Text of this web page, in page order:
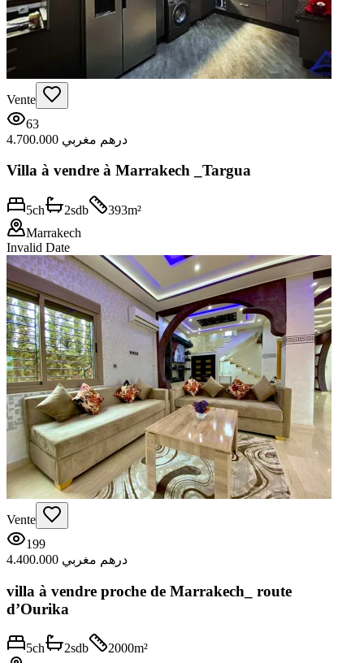
Vente
63
4.700.000 درهم مغربي
Villa à vendre à Marrakech _Targua
5ch 2sdb 393m²
Marrakech
Invalid Date
Vente
199
4.400.000 درهم مغربي
villa à vendre proche de Marrakech_ route
d’Ourika
5ch 2sdb 2000m²